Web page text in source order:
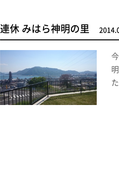
連休 みはら神明の里